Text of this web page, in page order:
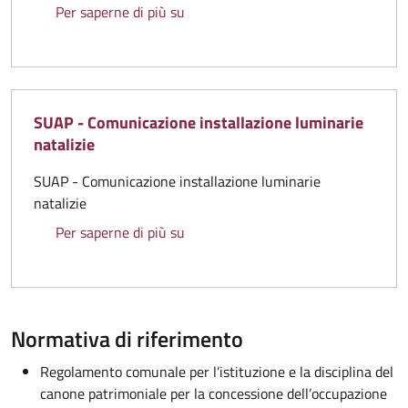
Per saperne di più su
SUAP - Comunicazione installazione luminarie
natalizie
SUAP - Comunicazione installazione luminarie
natalizie
Per saperne di più su
Normativa di riferimento
Regolamento comunale per l’istituzione e la disciplina del
canone patrimoniale per la concessione dell’occupazione